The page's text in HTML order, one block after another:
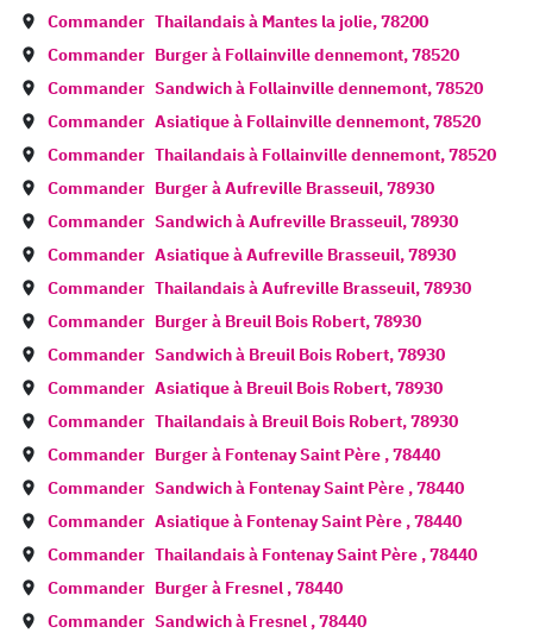
Commander Thailandais à Mantes la jolie,78200
Commander Burger à Follainville dennemont,78520
Commander Sandwich à Follainville dennemont,78520
Commander Asiatique à Follainville dennemont,78520
Commander Thailandais à Follainville dennemont,78520
Commander Burger àAufreville Brasseuil,78930
Commander Sandwich àAufreville Brasseuil,78930
Commander Asiatique àAufreville Brasseuil,78930
Commander Thailandais àAufreville Brasseuil,78930
Commander Burger à Breuil Bois Robert,78930
Commander Sandwich à Breuil Bois Robert,78930
Commander Asiatique à Breuil Bois Robert,78930
Commander Thailandais à Breuil Bois Robert,78930
Commander Burger à Fontenay Saint Père ,78440
Commander Sandwich à Fontenay Saint Père ,78440
Commander Asiatique à Fontenay Saint Père ,78440
Commander Thailandais à Fontenay Saint Père ,78440
Commander Burger à Fresnel ,78440
Commander Sandwich à Fresnel ,78440